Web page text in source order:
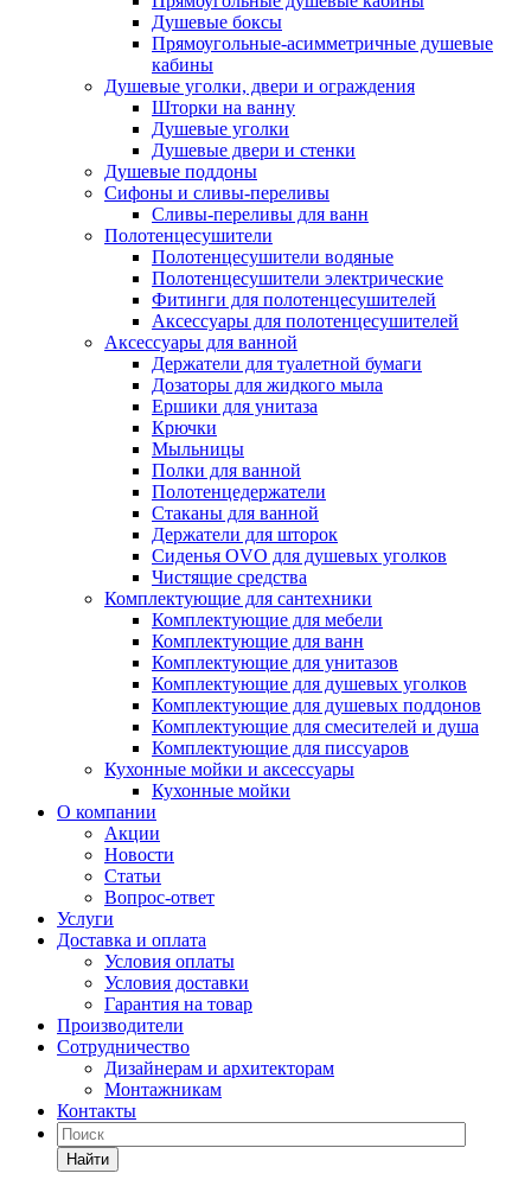
Душевые боксы
Прямоугольные-асимметричные душевые
кабины
Душевые уголки, двери и ограждения
Шторки на ванну
Душевые уголки
Душевые двери и стенки
Душевые поддоны
Сифоны и сливы-переливы
Сливы-переливы для ванн
Полотенцесушители
Полотенцесушители водяные
Полотенцесушители электрические
Фитинги для полотенцесушителей
Аксессуары для полотенцесушителей
Аксессуары для ванной
Держатели для туалетной бумаги
Дозаторы для жидкого мыла
Ершики для унитаза
Крючки
Мыльницы
Полки для ванной
Полотенцедержатели
Стаканы для ванной
Держатели для шторок
Сиденья OVO для душевых уголков
Чистящие средства
Комплектующие для сантехники
Комплектующие для мебели
Комплектующие для ванн
Комплектующие для унитазов
Комплектующие для душевых уголков
Комплектующие для душевых поддонов
Комплектующие для смесителей и душа
Комплектующие для писсуаров
Кухонные мойки и аксессуары
Кухонные мойки
О компании
Акции
Новости
Статьи
Вопрос-ответ
Услуги
Доставка и оплата
Условия оплаты
Условия доставки
Гарантия на товар
Производители
Сотрудничество
Дизайнерам и архитекторам
Монтажникам
Контакты
Найти